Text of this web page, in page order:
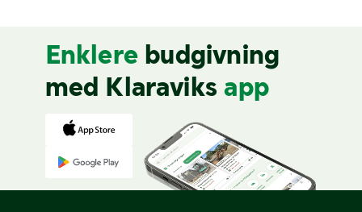
Enklere budgivning
med Klaraviks app